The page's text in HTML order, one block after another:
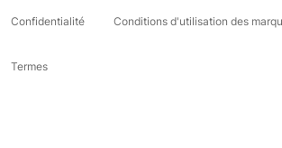
Confidentialité Conditions d'utilisation des
Termes